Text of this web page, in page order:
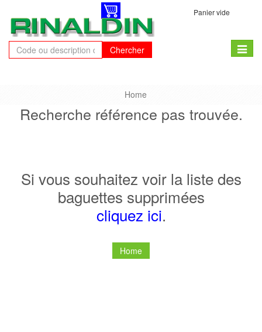
Chercher
Panier vide
Toggle
Home
Recherche référence pas trouvée.
Si vous souhaitez voir la liste des
baguettes supprimées
cliquez ici.
Home